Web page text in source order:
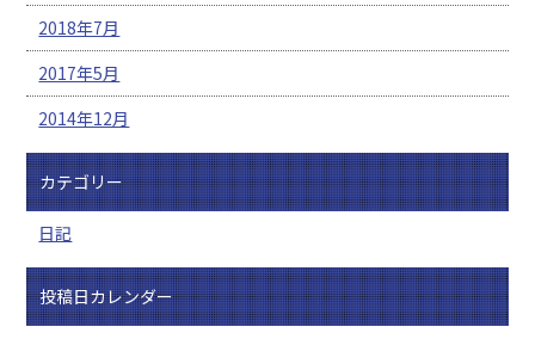
2018年7月
2017年5月
2014年12月
カテゴリー
日記
投稿日カレンダー